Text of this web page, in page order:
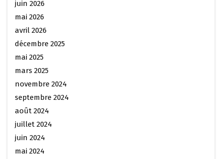
juin 2026
mai 2026
avril 2026
décembre 2025
mai 2025
mars 2025
novembre 2024
septembre 2024
août 2024
juillet 2024
juin 2024
mai 2024